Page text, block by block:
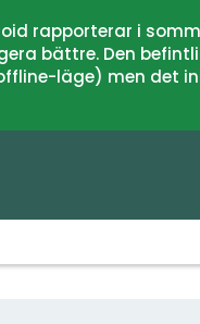
rapporterar i
bättre. Den
läge) men det